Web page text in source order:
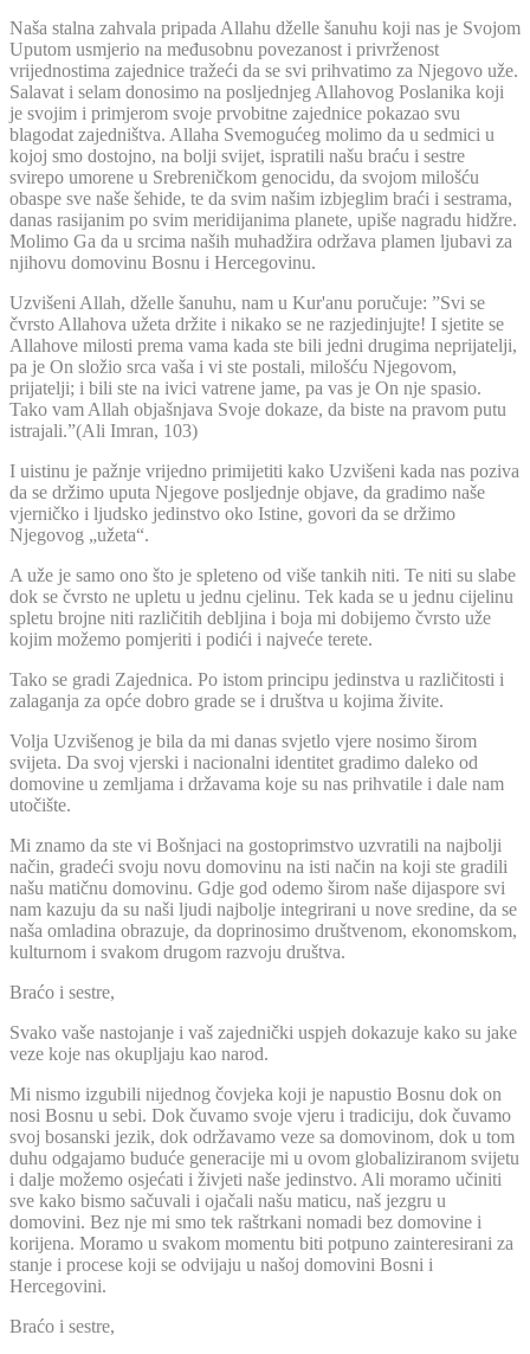
Naša stalna zahvala pripada Allahu dželle šanuhu koji nas je Svojom
Uputom usmjerio na međusobnu povezanost i privrženost
vrijednostima zajednice tražeći da se svi prihvatimo za Njegovo uže.
Salavat i selam donosimo na posljednjeg Allahovog Poslanika koji
je svojim i primjerom svoje prvobitne zajednice pokazao svu
blagodat zajedništva. Allaha Svemogućeg molimo da u sedmici u
kojoj smo dostojno, na bolji svijet, ispratili našu braću i sestre
svirepo umorene u Srebreničkom genocidu, da svojom milošću
obaspe sve naše šehide, te da svim našim izbjeglim braći i sestrama,
danas rasijanim po svim meridijanima planete, upiše nagradu hidžre.
Molimo Ga da u srcima naših muhadžira održava plamen ljubavi za
njihovu domovinu Bosnu i Hercegovinu.
Uzvišeni Allah, dželle šanuhu, nam u Kur'anu poručuje: ”Svi se
čvrsto Allahova užeta držite i nikako se ne razjedinjujte! I sjetite se
Allahove milosti prema vama kada ste bili jedni drugima neprijatelji,
pa je On složio srca vaša i vi ste postali, milošću Njegovom,
prijatelji; i bili ste na ivici vatrene jame, pa vas je On nje spasio.
Tako vam Allah objašnjava Svoje dokaze, da biste na pravom putu
istrajali.”(Ali Imran, 103)
I uistinu je pažnje vrijedno primijetiti kako Uzvišeni kada nas poziva
da se držimo uputa Njegove posljednje objave, da gradimo naše
vjerničko i ljudsko jedinstvo oko Istine, govori da se držimo
Njegovog „užeta“.
A uže je samo ono što je spleteno od više tankih niti. Te niti su slabe
dok se čvrsto ne upletu u jednu cjelinu. Tek kada se u jednu cijelinu
spletu brojne niti različitih debljina i boja mi dobijemo čvrsto uže
kojim možemo pomjeriti i podići i najveće terete.
Tako se gradi Zajednica. Po istom principu jedinstva u različitosti i
zalaganja za opće dobro grade se i društva u kojima živite.
Volja Uzvišenog je bila da mi danas svjetlo vjere nosimo širom
svijeta. Da svoj vjerski i nacionalni identitet gradimo daleko od
domovine u zemljama i državama koje su nas prihvatile i dale nam
utočište.
Mi znamo da ste vi Bošnjaci na gostoprimstvo uzvratili na najbolji
način, gradeći svoju novu domovinu na isti način na koji ste gradili
našu matičnu domovinu. Gdje god odemo širom naše dijaspore svi
nam kazuju da su naši ljudi najbolje integrirani u nove sredine, da se
naša omladina obrazuje, da doprinosimo društvenom, ekonomskom,
kulturnom i svakom drugom razvoju društva.
Braćo i sestre,
Svako vaše nastojanje i vaš zajednički uspjeh dokazuje kako su jake
veze koje nas okupljaju kao narod.
Mi nismo izgubili nijednog čovjeka koji je napustio Bosnu dok on
nosi Bosnu u sebi. Dok čuvamo svoje vjeru i tradiciju, dok čuvamo
svoj bosanski jezik, dok održavamo veze sa domovinom, dok u tom
duhu odgajamo buduće generacije mi u ovom globaliziranom svijetu
i dalje možemo osjećati i živjeti naše jedinstvo. Ali moramo učiniti
sve kako bismo sačuvali i ojačali našu maticu, naš jezgru u
domovini. Bez nje mi smo tek raštrkani nomadi bez domovine i
korijena. Moramo u svakom momentu biti potpuno zainteresirani za
stanje i procese koji se odvijaju u našoj domovini Bosni i
Hercegovini.
Braćo i sestre,